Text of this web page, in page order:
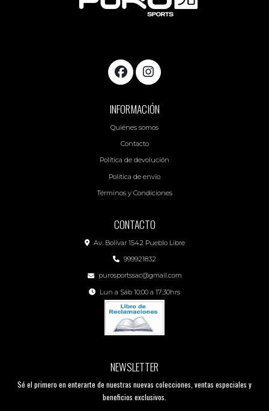
INFORMACIÓN
Quiénes somos
Contacto
Política de devolución
Política de envío
Términos y Condiciones
CONTACTO
Av. Bolívar 1542 Pueblo Libre
999921832
purosportssac@gmail.com
Lun a Sáb 10:00 a 17:30hrs
NEWSLETTER
Sé el primero en enterarte de nuestras nuevas colecciones, ventas especiales y
beneficios exclusivos.